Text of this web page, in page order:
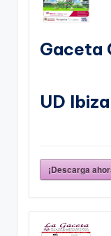
Gaceta
UD Ibiza
¡Descarga